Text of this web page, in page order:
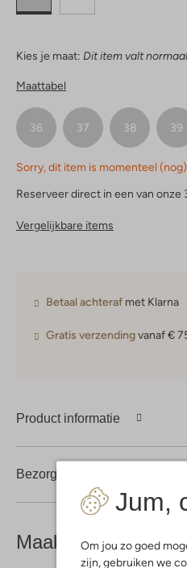
Jum,
Om jou zo goed
zijn, gebruiken we
Kies je maat: Dit item valt
Maattabel
36 37 38 39
Sorry, dit item is momenteel
Reserveer direct in een van onze
Vergelijkbare items
Betaal achteraf met Klarna
Gratis verzendingvanaf €
Product informatie
Bezorgen & retourneren
Maak jelook